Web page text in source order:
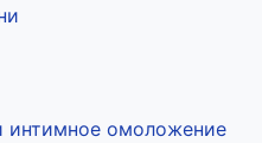
интимное омоложение